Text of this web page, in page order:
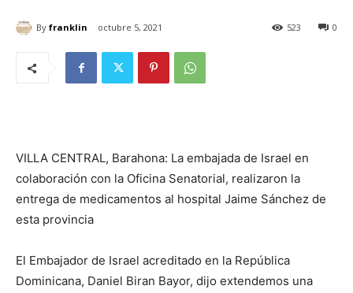
By franklin octubre 5, 2021 0
523
VILLA CENTRAL, Barahona: La embajada de Israel en
colaboración con la Oficina Senatorial, realizaron la
entrega de medicamentos al hospital Jaime Sánchez de
esta provincia
El Embajador de Israel acreditado en la República
Dominicana, Daniel Biran Bayor, dijo extendemos una